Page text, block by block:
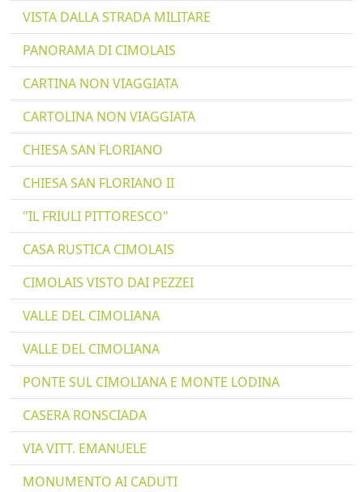
VISTA DALLA STRADA MILITARE
PANORAMA DI CIMOLAIS
CARTINA NON VIAGGIATA
CARTOLINA NON VIAGGIATA
CHIESA SAN FLORIANO
CHIESA SAN FLORIANO II
"IL FRIULI PITTORESCO"
CASA RUSTICA CIMOLAIS
CIMOLAIS VISTO DAI PEZZEI
VALLE DEL CIMOLIANA
VALLE DEL CIMOLIANA
PONTE SUL CIMOLIANA E MONTE LODINA
CASERA RONSCIADA
VIA VITT. EMANUELE
MONUMENTO AI CADUTI